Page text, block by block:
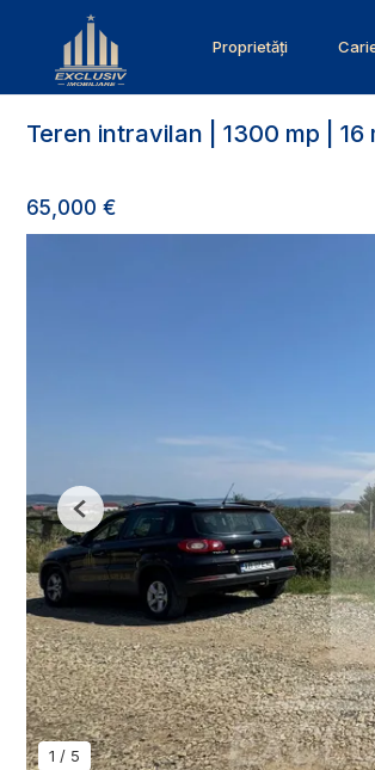
Proprietăți
Teren intravilan | 1300 mp |
65,000 €
1 / 5
Previous